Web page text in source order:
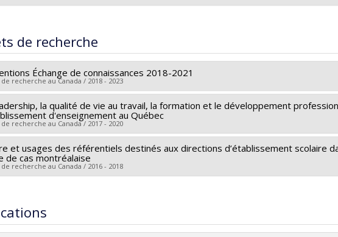
le document dans Papyrus
:
Doctorat
obtenu :Ph. D.
vers le document dans Papyrus
de recherche
Échange de connaissances 2018-2021
recherche au Canada / 2018 - 2023
principal : David D'Arrisso
de financement :CRSH/Conseil de recherches en sciences humaines du
de subvention :PVXXXXXX-Subventions d'échange de connaissances
la qualité de vie au travail, la formation et le développement
d'enseignement au Québec
recherche au Canada / 2017 - 2020
principal : Pierre Lapointe,Emmanuel Poirel
: David D'Arrisso,Christine Brabant
de subvention :
: Émergence
et usages des référentiels destinés aux directions d’établissement scolaire
de cas montréalaise
recherche au Canada / 2016 - 2018
de financement :
de subvention :PVX20020-Subvention institutionnelle du CRSH -